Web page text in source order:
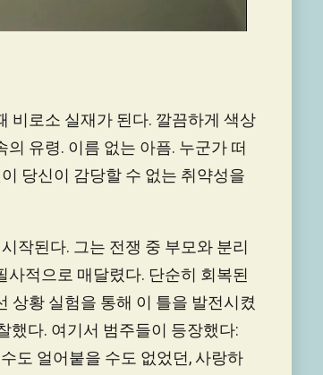
비로소 실재가 된다. 깔끔하게 색상
유령. 이름 없는 아픔. 누군가 떠
당신이 감당할 수 없는 취약성을
작된다. 그는 전쟁 중 부모와 분리
적으로 매달렸다. 단순히 회복된
상황 실험을 통해 이 틀을 발전시켰
했다. 여기서 범주들이 등장했다:
도 얼어붙을 수도 없었던, 사랑하